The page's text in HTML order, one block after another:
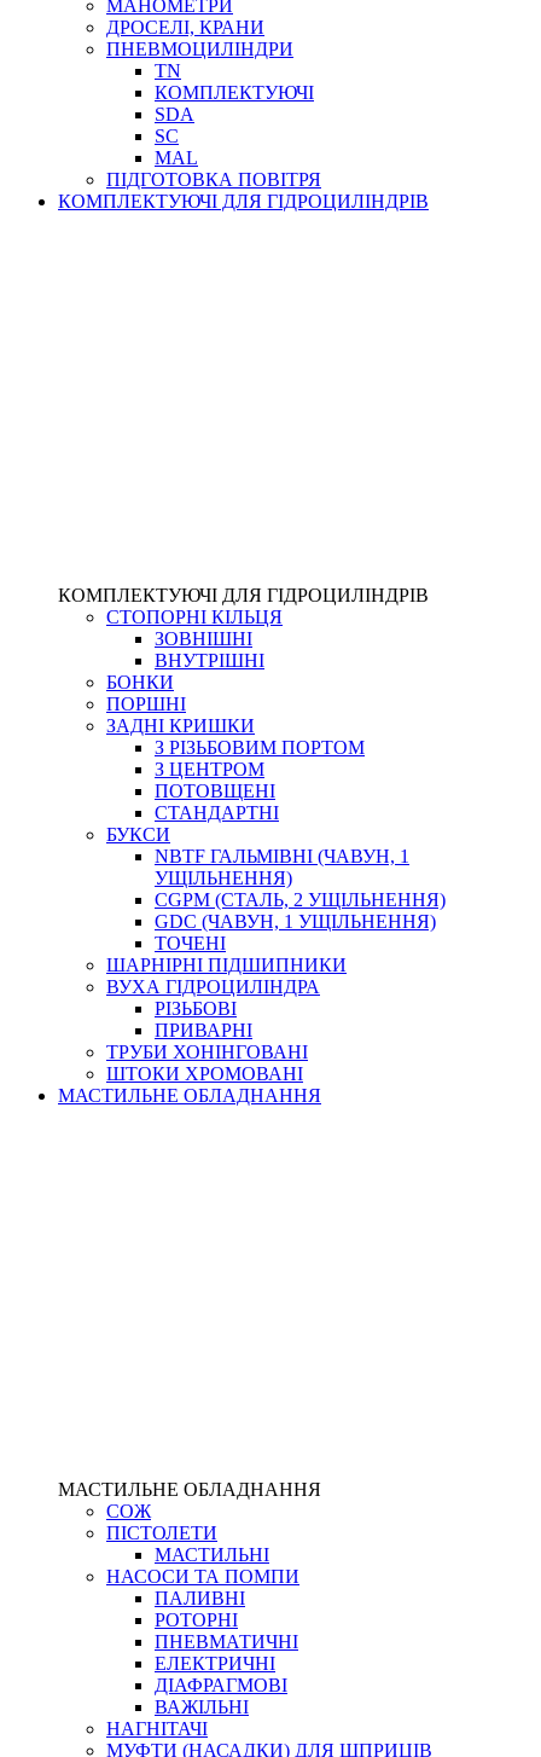
МАНОМЕТРИ
ДРОСЕЛІ, КРАНИ
ПНЕВМОЦИЛІНДРИ
TN
КОМПЛЕКТУЮЧІ
SDA
SC
MAL
ПІДГОТОВКА ПОВІТРЯ
КОМПЛЕКТУЮЧІ ДЛЯ ГІДРОЦИЛІНДРІВ
КОМПЛЕКТУЮЧІ ДЛЯ ГІДРОЦИЛІНДРІВ
СТОПОРНІ КІЛЬЦЯ
ЗОВНІШНІ
ВНУТРІШНІ
БОНКИ
ПОРШНІ
ЗАДНІ КРИШКИ
З РІЗЬБОВИМ ПОРТОМ
З ЦЕНТРОМ
ПОТОВЩЕНІ
СТАНДАРТНІ
БУКСИ
NBTF ГАЛЬМІВНІ (ЧАВУН, 1
УЩІЛЬНЕННЯ)
CGPM (СТАЛЬ, 2 УЩІЛЬНЕННЯ)
GDC (ЧАВУН, 1 УЩІЛЬНЕННЯ)
ТОЧЕНІ
ШАРНІРНІ ПІДШИПНИКИ
ВУХА ГІДРОЦИЛІНДРА
РІЗЬБОВІ
ПРИВАРНІ
ТРУБИ ХОНІНГОВАНІ
ШТОКИ ХРОМОВАНІ
МАСТИЛЬНЕ ОБЛАДНАННЯ
МАСТИЛЬНЕ ОБЛАДНАННЯ
СОЖ
ПІСТОЛЕТИ
МАСТИЛЬНІ
НАСОСИ ТА ПОМПИ
ПАЛИВНІ
РОТОРНІ
ПНЕВМАТИЧНІ
ЕЛЕКТРИЧНІ
ДІАФРАГМОВІ
ВАЖІЛЬНІ
НАГНІТАЧІ
МУФТИ (НАСАДКИ) ДЛЯ ШПРИЦІВ